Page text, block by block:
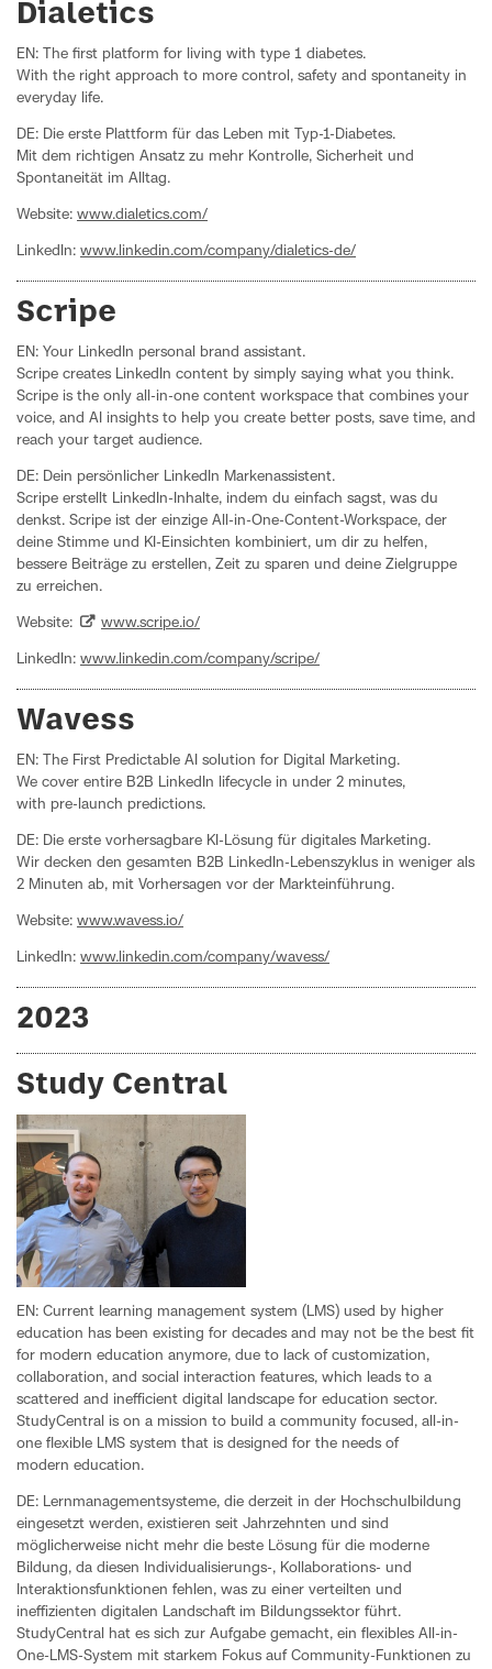
Dialetics
EN: The first platform for living with type 1 diabetes.
With the right approach to more control, safety and spontaneity in
everyday life.
DE: Die erste Plattform für das Leben mit Typ-1-Diabetes.
Mit dem richtigen Ansatz zu mehr Kontrolle, Sicherheit und
Spontaneität im Alltag.
Website: www.dialetics.com/
LinkedIn: www.linkedin.com/company/dialetics-de/
Scripe
EN: Your LinkedIn personal brand assistant.
Scripe creates LinkedIn content by simply saying what you think.
Scripe is the only all-in-one content workspace that combines your
voice, and AI insights to help you create better posts, save time, and
reach your target audience.
DE: Dein persönlicher LinkedIn Markenassistent.
Scripe erstellt LinkedIn-Inhalte, indem du einfach sagst, was du
denkst. Scripe ist der einzige All-in-One-Content-Workspace, der
deine Stimme und KI-Einsichten kombiniert, um dir zu helfen,
bessere Beiträge zu erstellen, Zeit zu sparen und deine Zielgruppe
zu erreichen.
Website: www.scripe.io/
LinkedIn: www.linkedin.com/company/scripe/
Wavess
EN: The First Predictable AI solution for Digital Marketing.
We cover entire B2B LinkedIn lifecycle in under 2 minutes,
with pre-launch predictions.
DE: Die erste vorhersagbare KI-Lösung für digitales Marketing.
Wir decken den gesamten B2B LinkedIn-Lebenszyklus in weniger als
2 Minuten ab, mit Vorhersagen vor der Markteinführung.
Website: www.wavess.io/
LinkedIn: www.linkedin.com/company/wavess/
2023
Study Central
EN: Current learning management system (LMS) used by higher
education has been existing for decades and may not be the best fit
for modern education anymore, due to lack of customization,
collaboration, and social interaction features, which leads to a
scattered and inefficient digital landscape for education sector.
StudyCentral is on a mission to build a community focused, all-in-
one flexible LMS system that is designed for the needs of
modern education.
DE: Lernmanagementsysteme, die derzeit in der Hochschulbildung
eingesetzt werden, existieren seit Jahrzehnten und sind
möglicherweise nicht mehr die beste Lösung für die moderne
Bildung, da diesen Individualisierungs-, Kollaborations- und
Interaktionsfunktionen fehlen, was zu einer verteilten und
ineffizienten digitalen Landschaft im Bildungssektor führt.
StudyCentral hat es sich zur Aufgabe gemacht, ein flexibles All-in-
One-LMS-System mit starkem Fokus auf Community-Funktionen zu